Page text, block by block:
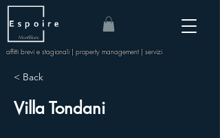
affitti brevi e stagionali | property management | servizi
Mont-Blanc
< Back
Villa Tondani